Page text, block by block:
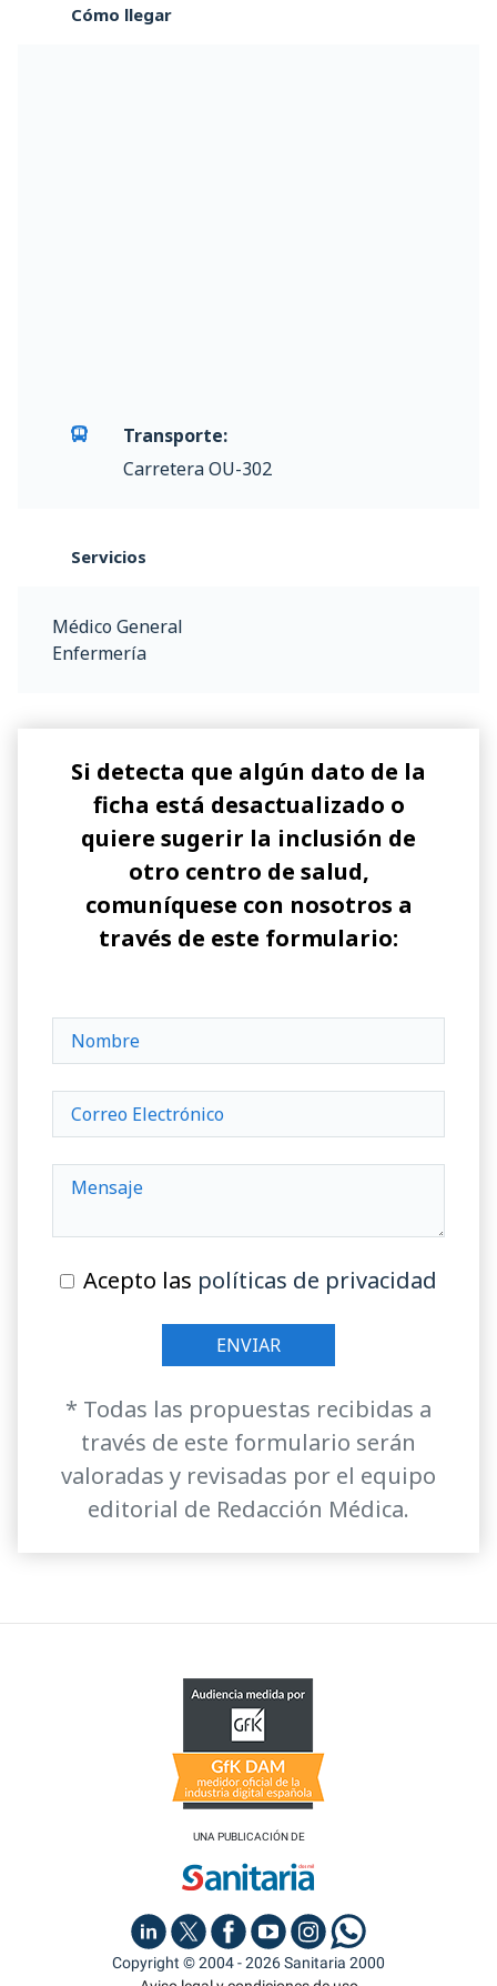
Cómo llegar
Transporte:
Carretera OU-302
Servicios
Médico General
Enfermería
Si detecta que algún dato de la
ficha está desactualizado o
quiere sugerir la inclusión de
otro centro de salud,
comuníquese con nosotros a
través de este formulario:
Acepto las políticas de privacidad
* Todas las propuestas recibidas a
través de este formulario serán
valoradas y revisadas por el equipo
editorial de Redacción Médica.
UNA PUBLICACIÓN DE
Copyright © 2004 - 2026 Sanitaria 2000